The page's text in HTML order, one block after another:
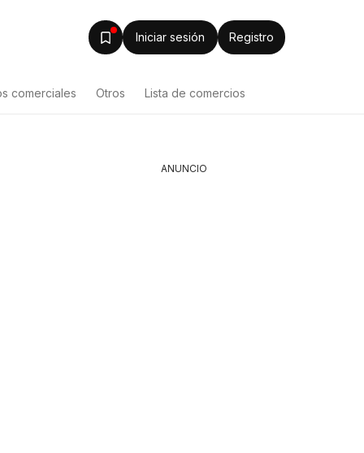
Iniciar sesión Registro
comerciales Otros Lista de comercios
ANUNCIO